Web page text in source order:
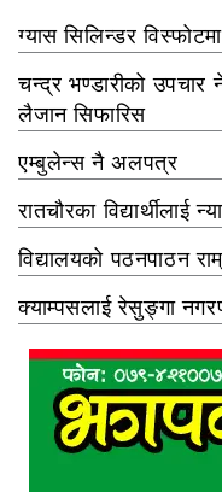
ग्यास सिलिन्डर
चन्द्र भण्डारीको
लैजान सिफारिस
एम्बुलेन्स नै अलपत्र
रातचौरका विद्यार्थीलाई
विद्यालयको पठनपाठन
क्याम्पसलाई रेसुङ्गा